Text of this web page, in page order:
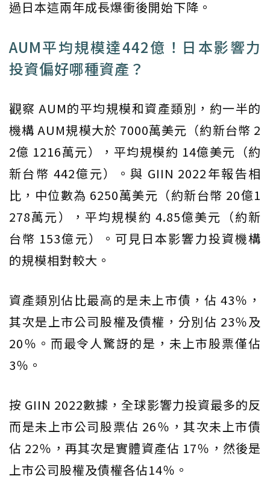
過日本這兩年成長爆衝後開始下降。
AUM平均規模達442億！日本影響力
投資偏好哪種資產？
觀察 AUM的平均規模和資產類別，約一半的
機構 AUM規模大於 7000萬美元（約新台幣 2
2億 1216萬元），平均規模約 14億美元（約
新台幣 442億元）。與 GIIN 2022年報告相
比，中位數為 6250萬美元（約新台幣 20億1
278萬元），平均規模約 4.85億美元（約新
台幣 153億元）。可見日本影響力投資機構
的規模相對較大。
資產類別佔比最高的是未上市債，佔 43％，
其次是上市公司股權及債權，分別佔 23％及
20％。而最令人驚訝的是，未上市股票僅佔
3％。
按 GIIN 2022數據，全球影響力投資最多的反
而是未上市公司股票佔 26％，其次未上市債
佔 22％，再其次是實體資產佔 17％，然後是
上市公司股權及債權各佔14％。